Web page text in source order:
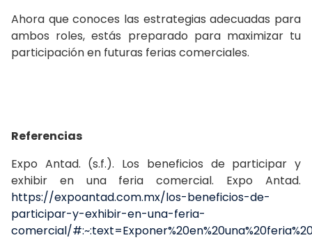
Ahora que conoces las estrategias adecuadas para
ambos roles, estás preparado para maximizar tu
participación en futuras ferias comerciales.
Referencias
Expo Antad. (s.f.). Los beneficios de participar y
exhibir en una feria comercial. Expo Antad.
https://expoantad.com.mx/los-beneficios-de-
participar-y-exhibir-en-una-feria-
comercial/